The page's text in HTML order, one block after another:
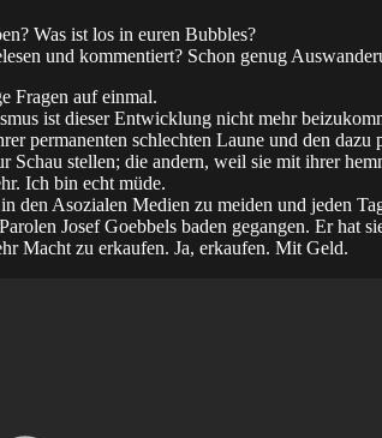
Was ist los in euren Bubbles?
und kommentiert? Schon genug
Fragen auf einmal.
ist dieser Entwicklung nicht mehr
permanenten schlechten Laune und den
Schau stellen; die andern, weil sie mit ihrer
Ich bin echt müde.
den Asozialen Medien zu meiden und jeden
Josef Goebbels baden gegangen. Er
Macht zu erkaufen. Ja, erkaufen. Mit Geld.